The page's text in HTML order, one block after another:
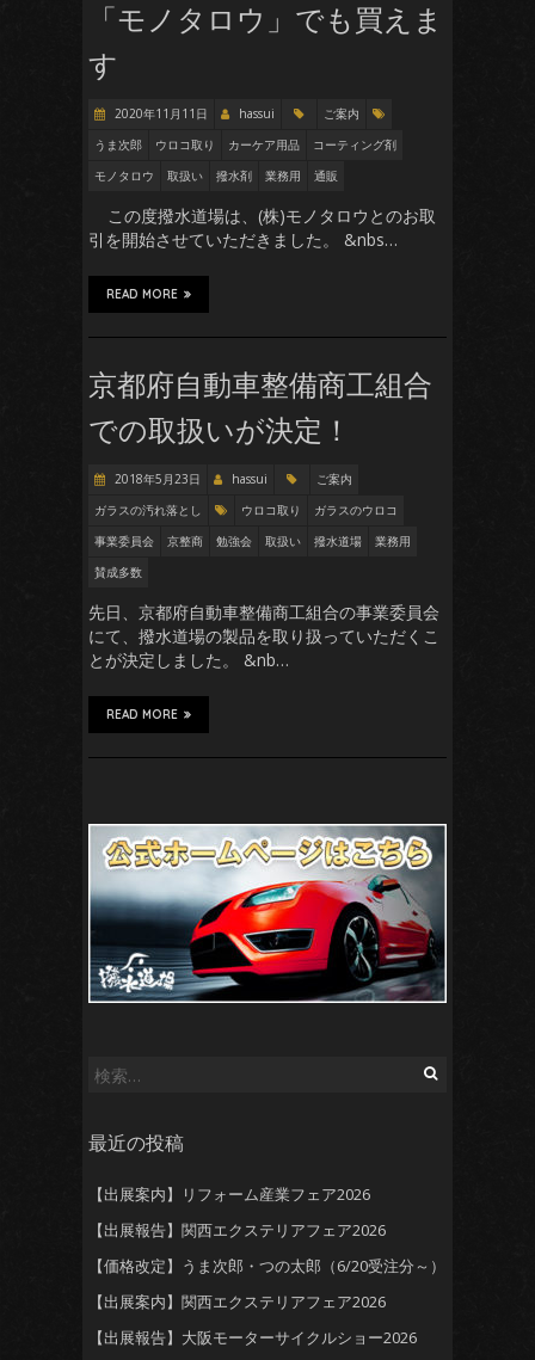
「モノタロウ」でも買えま
す
2020年11月11日 hassui
ご案内
うま次郎
ウロコ取り カーケア用品
コーティング剤
モノタロウ
取扱い 撥水剤 業務用 通販
この度撥水道場は、(株)モノタロウとのお取
引を開始させていただきました。 &nbs…
READ MORE
京都府自動車整備商工組合
での取扱いが決定！
2018年5月23日 hassui
ご案内
ガラスの汚れ落とし
ウロコ取り
ガラスのウロコ
事業委員会
京整商 勉強会 取扱い 撥水道場
業務用
賛成多数
先日、京都府自動車整備商工組合の事業委員会
にて、撥水道場の製品を取り扱っていただくこ
とが決定しました。 &nb…
READ MORE
検
最近の投稿
【出展案内】リフォーム産業フェア2026
【出展報告】関西エクステリアフェア2026
【価格改定】うま次郎・つの太郎（6/20受注分～）
【出展案内】関西エクステリアフェア2026
【出展報告】大阪モーターサイクルショー2026